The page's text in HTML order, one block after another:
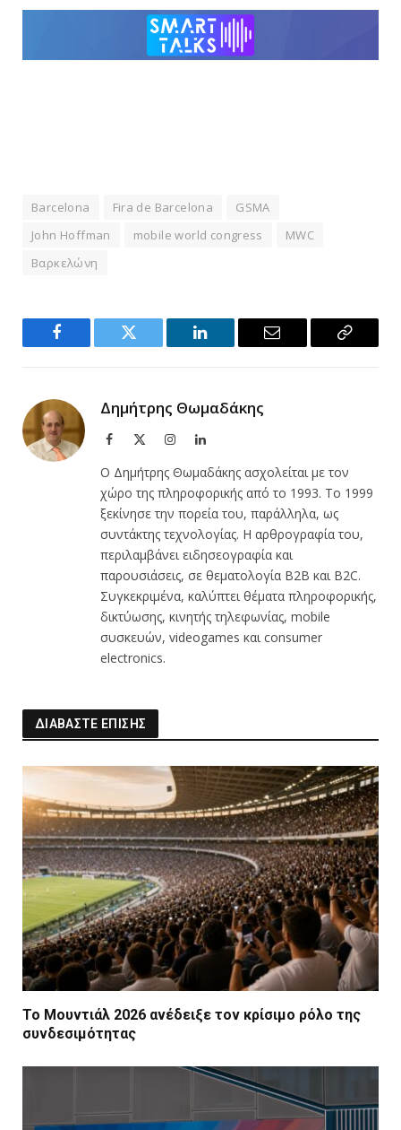
Barcelona Fira de Barcelona
GSMA
John Hoffman
mobile world congress
MWC
Βαρκελώνη
Facebook Twitter LinkedIn Email
Copy
Δημήτρης Θωμαδάκης
Facebook InstagramLinkedIn
Ο Δημήτρης Θωμαδάκης ασχολείται με τον
χώρο της πληροφορικής από το 1993. Το 1999
ξεκίνησε την πορεία του, παράλληλα, ως
συντάκτης τεχνολογίας. Η αρθρογραφία του,
περιλαμβάνει ειδησεογραφία και
παρουσιάσεις, σε θεματολογία B2B και B2C.
Συγκεκριμένα, καλύπτει θέματα πληροφορικής,
δικτύωσης, κινητής τηλεφωνίας, mobile
συσκευών, videogames και consumer
electronics.
ΔΙΑΒΑΣΤΕ ΕΠΙΣΗΣ
Το Μουντιάλ 2026 ανέδειξε τον κρίσιμο ρόλο της
συνδεσιμότητας